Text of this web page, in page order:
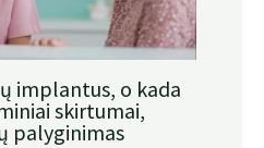
implantus, o kada
skirtumai,
palyginimas